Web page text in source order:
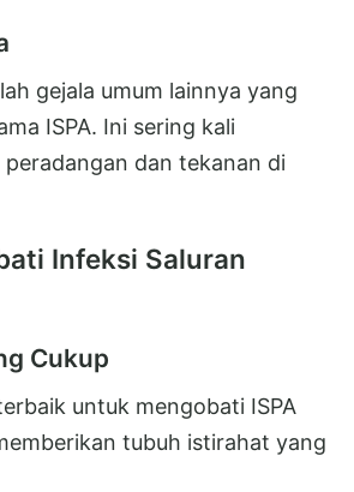
gejala umum lainnya yang
ISPA. Ini sering kali
dan tekanan di
Infeksi Saluran
Cukup
untuk mengobati ISPA
tubuh istirahat yang